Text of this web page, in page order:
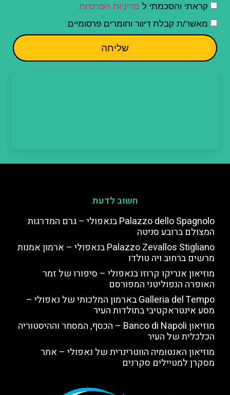
קראתי והסכמתי ל מדיניות הפרטיות
מאשר/ת קבלת דיוור וחומרים פרסומיים
שליחה
חשוב לדעת
Palazzo dello Spagnolo בנאפולי – גרם המדרגות
המצולם ברובע סניטה
Palazzo Zevallos Stigliano בנאפולי – ארמון אמנות
מרשים ברחוב ויה טולדו
מוזיאון אנריקו קרוזו בנאפולי – סיפורו של זמר
האופרה הנפוליטני המפורסם
Galleria del Tempo בארמון המלכותי של נאפולי –
מסע אינטראקטיבי בתולדות העיר
מוזיאון Banco di Napoli – הכסף, המסחר וההיסטוריה
הכלכלית של העיר
מוזיאון האנטומיה הווטרינרית של נאפולי – אתר
מסקרן למטיילים סקרנים